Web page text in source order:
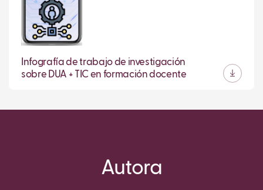
Infografía de trabajo de investigación
sobre DUA + TIC en formación docente
Autora